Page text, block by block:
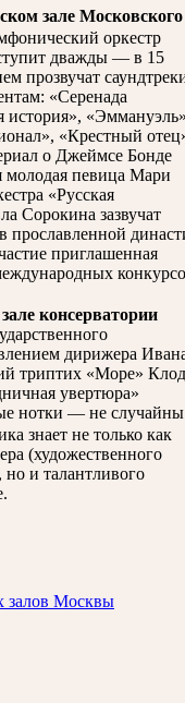
зале Московского
оркестр
дважды — в 15
прозвучат
«Серенада
история»,
«Крестный
о Джеймсе Бонде
молодая певица Мари
«Русская
Сорокина зазвучат
прославленной
приглашенная
консерватории
дирижера
триптих «Море»
увертюра»
нотки — не
знает не только как
(художественного
но и талантливого
залов Москвы